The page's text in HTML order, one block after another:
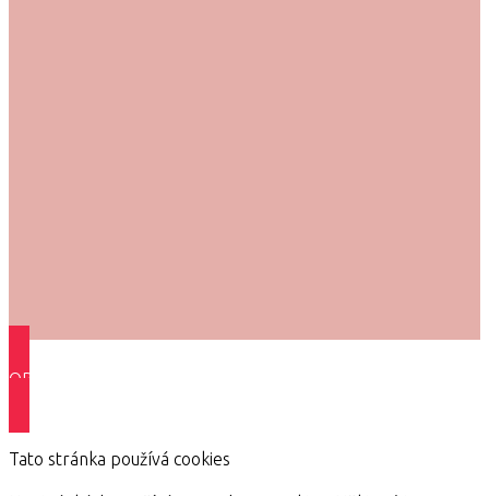
OBJEDNÁVÁM VIP PROGRAM ZDE >>
Tato stránka používá cookies